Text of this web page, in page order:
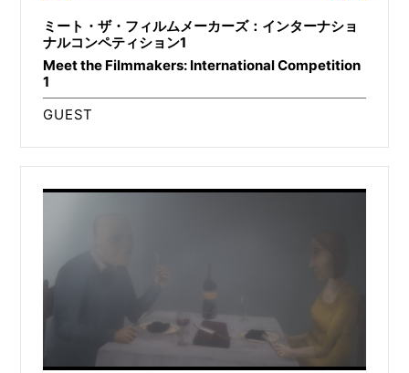
ミート・ザ・フィルムメーカーズ：インターナショ
ナルコンペティション1
Meet the Filmmakers: International Competition
1
GUEST